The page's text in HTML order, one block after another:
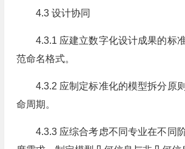
4.3 设计协同
4.3.1 应建立数字化设计成果的标
范命名格式。
4.3.2 应制定标准化的模型拆分原
命周期。
4.3.3 应综合考虑不同专业在不同